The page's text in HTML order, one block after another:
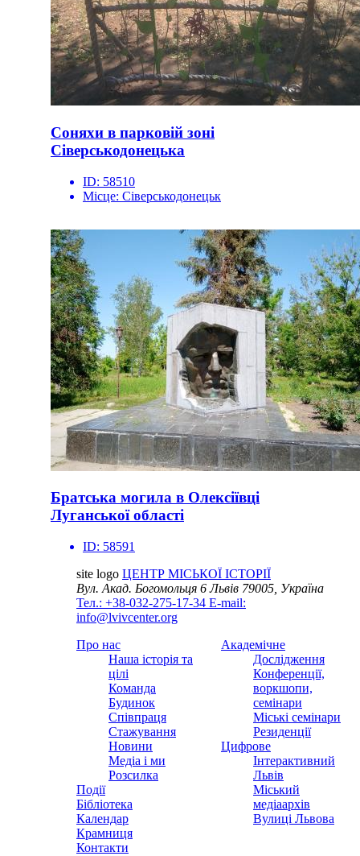
Соняхи в парковій зоні
Сіверськодонецька
ID: 58510
Місце: Сіверськодонецьк
Братська могила в Олексіївці
Луганської області
ID: 58591
site logo ЦЕНТР МІСЬКОЇ ІСТОРІЇ
Вул. Акад. Богомольця 6Львів 79005, Україна
Тел.: +38-032-275-17-34 E-mail:
info@lvivcenter.org
Про нас
Наша історія та
цілі
Команда
Будинок
Співпраця
Стажування
Новини
Медіа і ми
Розсилка
Події
Бібліотека
Календар
Крамниця
Контакти
Академічне
Дослідження
Конференції,
воркшопи,
семінари
Міські семінари
Резиденції
Цифрове
Інтерактивний
Львів
Міський
медіаархів
Вулиці Львова